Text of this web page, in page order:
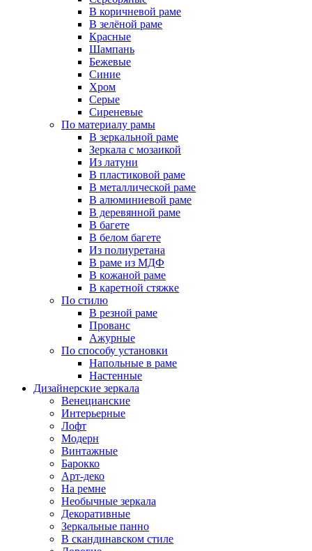
В коричневой раме
В зелёной раме
Красные
Шампань
Бежевые
Синие
Хром
Серые
Сиреневые
По материалу рамы
В зеркальной раме
Зеркала с мозаикой
Из латуни
В пластиковой раме
В металлической раме
В алюминиевой раме
В деревянной раме
В багете
В белом багете
Из полиуретана
В раме из МДФ
В кожаной раме
В каретной стяжке
По стилю
В резной раме
Прованс
Ажурные
По способу установки
Напольные в раме
Настенные
Дизайнерские зеркала
Венецианские
Интерьерные
Лофт
Модерн
Винтажные
Барокко
Арт-деко
На ремне
Необычные зеркала
Декоративные
Зеркальные панно
В скандинавском стиле